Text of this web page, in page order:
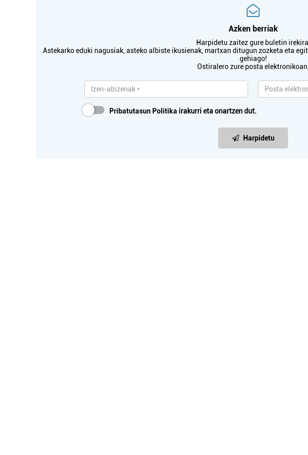
Azken berriak
Harpidetu zaitez gure buletin
Astekarko eduki nagusiak, asteko albiste ikusienak, martxan ditugun zozketa eta
gehiago!
Ostiralero zure posta
Pribatutasun Politika irakurri eta onartzen dut.
Harpidetu